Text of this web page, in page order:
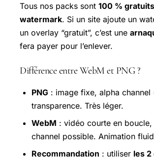
Tous nos packs sont 100 %
watermark. Si un site ajoute un
un overlay “gratuit”, c’est une
fera payer pour l’enlever.
Différence entre WebM et PNG ?
PNG : image fixe, alpha channel
transparence. Très léger.
WebM : vidéo courte en boucle,
channel possible. Animation
Recommandation : utiliser les 2